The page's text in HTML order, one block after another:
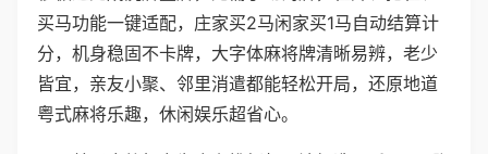
买马功能一键适配，庄家买2马闲家买1马自动结算计
分，机身稳固不卡牌，大字体麻将牌清晰易辨，老少
皆宜，亲友小聚、邻里消遣都能轻松开局，还原地道
粤式麻将乐趣，休闲娱乐超省心。